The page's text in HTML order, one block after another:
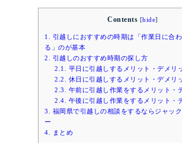
Contents [hide]
1.
引越しにおすすめの時期は「作業日に合
る」のが基本
2.
引越しのおすすめ時期の探し方
2.1.
平日に引越しするメリット・デメリ
2.2.
休日に引越しするメリット・デメリ
2.3.
午前に引越し作業をするメリット・
2.4.
午後に引越し作業をするメリット・
3.
福岡県で引越しの相談をするならジャッ
ー
4.
まとめ